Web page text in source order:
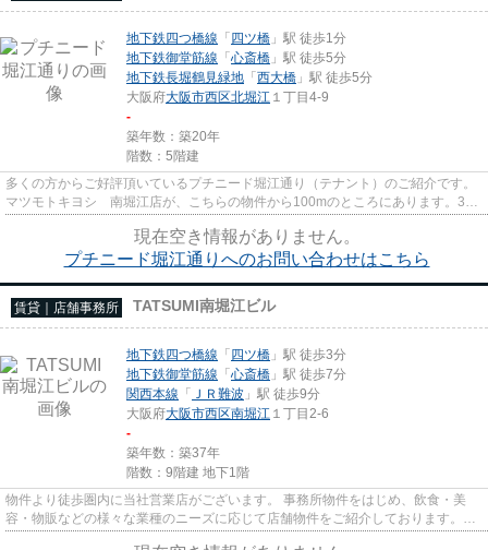
地下鉄四つ橋線 「四ツ橋 」駅 徒歩1分
地下鉄御堂筋線 「心斎橋 」駅 徒歩5分
地下鉄長堀鶴見緑地 「西大橋 」駅 徒歩5分
大阪府大阪市西区北堀江 １丁目4-9
-
築年数：築20年
階数：5階建
多くの方からご好評頂いているプチニード堀江通り（テナント）のご紹介です。
マツモトキヨシ 南堀江店が、こちらの物件から100mのところにあります。3駅
以上利用できる立地となってい...
現在空き情報がありません。
プチニード堀江通りへのお問い合わせはこちら
賃貸｜店舗事務所 TATSUMI南堀江ビル
地下鉄四つ橋線 「四ツ橋 」駅 徒歩3分
地下鉄御堂筋線 「心斎橋 」駅 徒歩7分
関西本線 「 ＪＲ難波 」駅 徒歩9分
大阪府大阪市西区南堀江 １丁目2-6
-
築年数：築37年
階数：9階建 地下1階
物件より徒歩圏内に当社営業店がございます。 事務所物件をはじめ、飲食・美
容・物販などの様々な業種のニーズに応じて店舗物件をご紹介しております。
尚、弊社ではおとり広告は一切...